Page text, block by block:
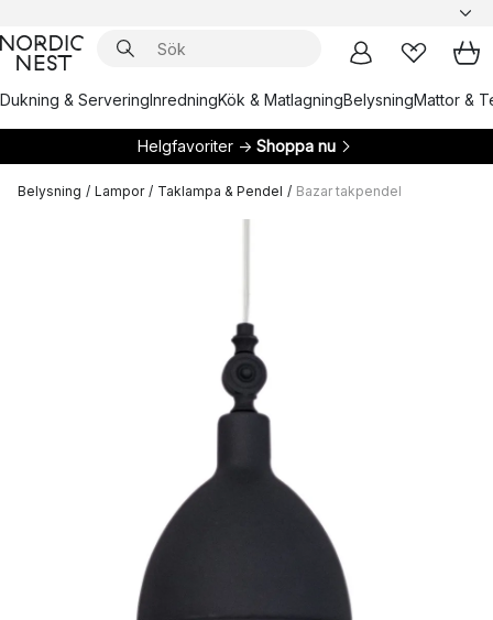
Dukning & ServeringInredningKök & MatlagningBelysningMattor &
Helgfavoriter → Shoppa nu
Belysning / Lampor / Taklampa & Pendel / Bazar takpendel